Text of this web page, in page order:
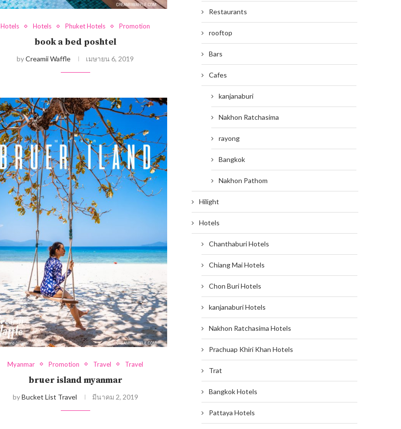
Hotels Hotels Phuket Hotels Promotion
book a bed poshtel
byCreamii Waffle เมษายน 6, 2019
Myanmar Promotion Travel Travel
bruer island myanmar
byBucket List Travel มีนาคม 2, 2019
Restaurants
rooftop
Bars
Cafes
kanjanaburi
Nakhon Ratchasima
rayong
Bangkok
Nakhon Pathom
Hilight
Hotels
Chanthaburi Hotels
Chiang Mai Hotels
Chon Buri Hotels
kanjanaburi Hotels
Nakhon Ratchasima Hotels
Prachuap Khiri Khan Hotels
Trat
Bangkok Hotels
Pattaya Hotels